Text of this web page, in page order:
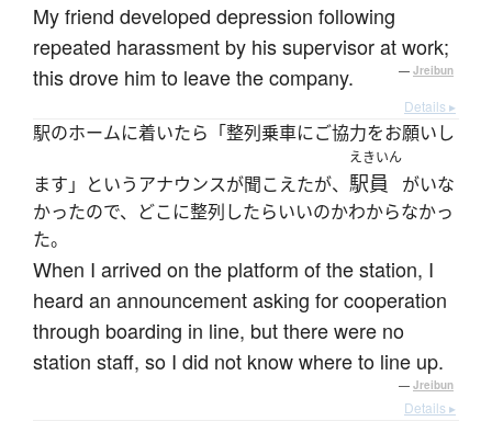
My friend developed depression following
repeated harassment by his supervisor at work;
this drove him to leave the company.
— Jreibun
Details ▸
駅のホームに着いたら「整列乗車にご協力をお願いし
ます」というアナウンスが聞こえたが、
えきいん
駅員
がいな
かったので、どこに整列したらいいのかわからなかっ
た。
When I arrived on the platform of the station, I
heard an announcement asking for cooperation
through boarding in line, but there were no
station staff, so I did not know where to line up.
— Jreibun
Details ▸